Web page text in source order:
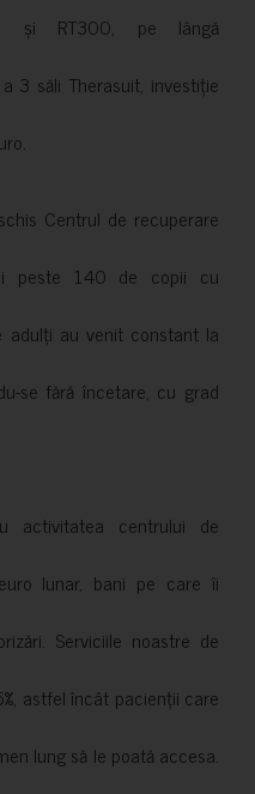
și RT300, pe lângă
3 săli Therasuit, investiție
Centrul de recuperare
peste 140 de copii cu
adulți au venit constant la
se fără încetare, cu grad
activitatea centrului de
lunar, bani pe care îi
Serviciile noastre de
astfel încât pacienții care
lung să le poată accesa.